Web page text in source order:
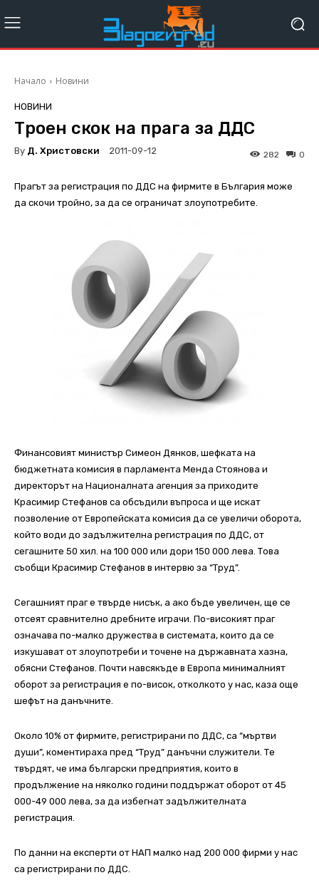
Начало Новини
НОВИНИ
Троен скок на прага за ДДС
By Д. Христовски 2011-09-12 0
282
Прагът за регистрация по ДДС на фирмите в България може
да скочи тройно, за да се ограничат злоупотребите.
Финансовият министър Симеон Дянков, шефката на
бюджетната комисия в парламента Менда Стоянова и
директорът на Националната агенция за приходите
Красимир Стефанов са обсъдили въпроса и ще искат
позволение от Европейската комисия да се увеличи оборота,
който води до задължителна регистрация по ДДС, от
сегашните 50 хил. на 100 000 или дори 150 000 лева. Това
съобщи Красимир Стефанов в интервю за “Труд”.
Сегашният праг е твърде нисък, а ако бъде увеличен, ще се
отсеят сравнително дребните играчи. По-високият праг
означава по-малко дружества в системата, които да се
изкушават от злоупотреби и точене на държавната хазна,
обясни Стефанов. Почти навсякъде в Европа минималният
оборот за регистрация е по-висок, отколкото у нас, каза още
шефът на данъчните.
Около 10% от фирмите, регистрирани по ДДС, са “мъртви
души”, коментираха пред “Труд” данъчни служители. Те
твърдят, че има български предприятия, които в
продължение на няколко години поддържат оборот от 45
000-49 000 лева, за да избегнат задължителната
регистрация.
По данни на експерти от НАП малко над 200 000 фирми у нас
са регистрирани по ДДС.